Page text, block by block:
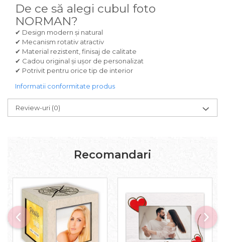
De ce să alegi cubul foto
NORMAN?
✔ Design modern și natural
✔ Mecanism rotativ atractiv
✔ Material rezistent, finisaj de calitate
✔ Cadou original și ușor de personalizat
✔ Potrivit pentru orice tip de interior
Informatii conformitate produs
Review-uri (0)
Recomandari